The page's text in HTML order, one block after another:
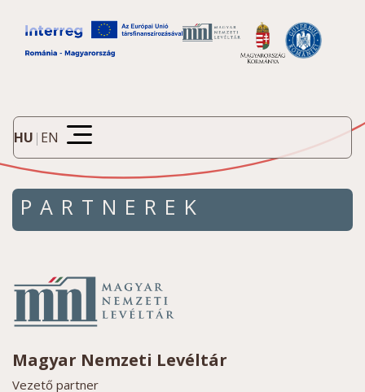
HU | EN
PARTNEREK
Magyar Nemzeti Levéltár
Vezető partner